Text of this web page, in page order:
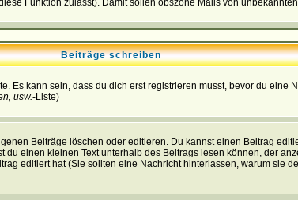
Funktion zulässt). Damit sollen obszöne Mails von
Beiträge schreiben
Es kann sein, dass du dich erst registrieren musst, bevor du
usw.-Liste)
Beiträge löschen oder editieren. Du kannst einen Beitrag
einen kleinen Text unterhalb des Beitrags lesen können, der
editiert hat (Sie sollten eine Nachricht hinterlassen, warum sie